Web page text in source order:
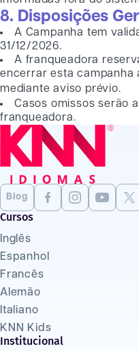
8. Disposições
A Campanha tem
31/12/2026.
A franqueadora
encerrar esta campanha
mediante aviso prévio.
Casos omissos serão
franqueadora.
Blog
Cursos
Inglês
Espanhol
Francês
Alemão
Italiano
KNN Kids
Institucional